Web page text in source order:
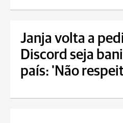
Janja volta a
Discord seja
país: 'Não